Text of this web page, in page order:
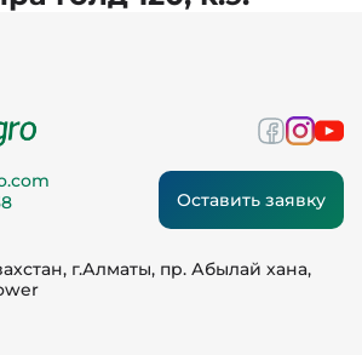
Оставить заявку
г.Алматы, пр. Абылай хана,